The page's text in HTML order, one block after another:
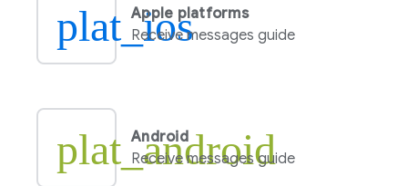
plat_ios
Apple platforms
Receive messages guide
plat_android
Android
Receive messages guide